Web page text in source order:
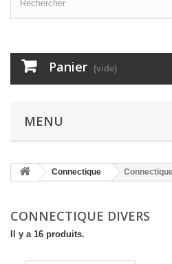
Panier (vide)
MENU
Connectique
CONNECTIQUE DIVERS
Il y a 16 produits.